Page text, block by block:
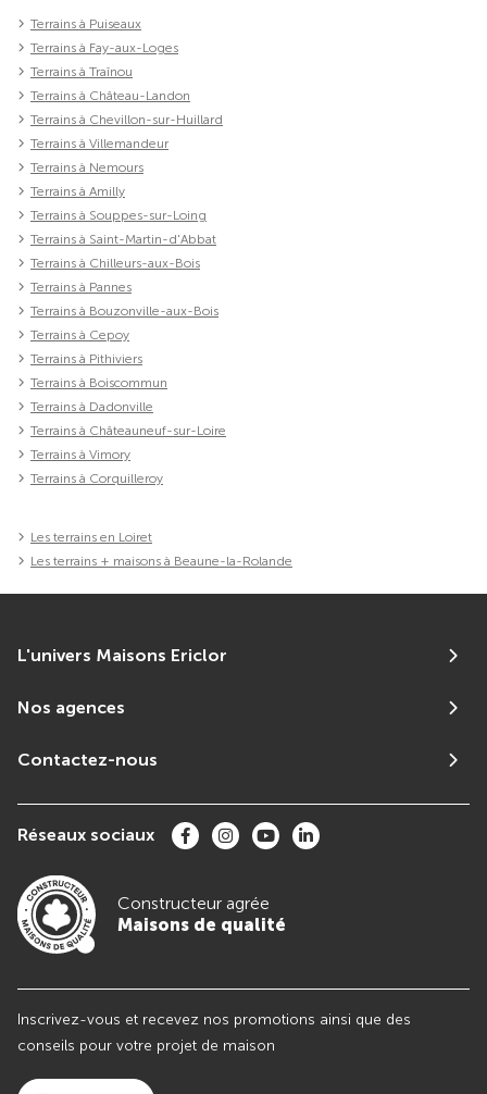
Terrains à Puiseaux
Terrains à Fay-aux-Loges
Terrains à Traînou
Terrains à Château-Landon
Terrains à Chevillon-sur-Huillard
Terrains à Villemandeur
Terrains à Nemours
Terrains à Amilly
Terrains à Souppes-sur-Loing
Terrains à Saint-Martin-d'Abbat
Terrains à Chilleurs-aux-Bois
Terrains à Pannes
Terrains à Bouzonville-aux-Bois
Terrains à Cepoy
Terrains à Pithiviers
Terrains à Boiscommun
Terrains à Dadonville
Terrains à Châteauneuf-sur-Loire
Terrains à Vimory
Terrains à Corquilleroy
Les terrains en Loiret
Les terrains + maisons à Beaune-la-Rolande
L'univers Maisons Ericlor
Nos agences
Contactez-nous
Réseaux sociaux
Constructeur agrée
Maisons de qualité
Inscrivez-vous et recevez nos promotions ainsi que des
conseils pour votre projet de maison